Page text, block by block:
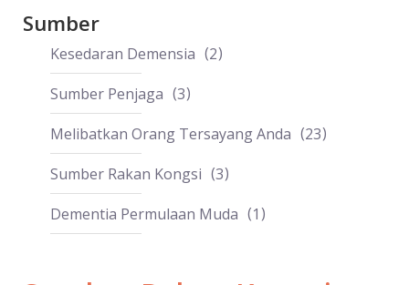
Sumber
Kesedaran Demensia
2
Sumber Penjaga
3
Melibatkan Orang Tersayang Anda
23
Sumber Rakan Kongsi
3
Dementia Permulaan Muda
1